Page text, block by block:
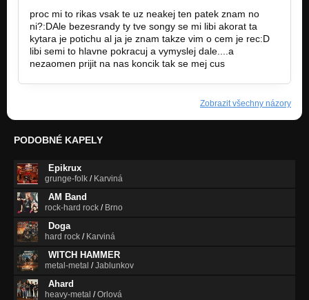
proc mi to rikas vsak te uz neakej ten patek znam no
ni?:DAle bezesrandy ty tve songy se mi libi akorat ta
kytara je potichu al ja je znam takze vim o cem je rec:D
libi semi to hlavne pokracuj a vymyslej dale....a
nezaomen prijit na nas koncik tak se mej cus
Zobrazit všechny názory
PODOBNÉ KAPELY
Epikrux
grunge-folk / Karviná
AM Band
rock-hard rock / Brno
Doga
hard rock / Karviná
WITCH HAMMER
metal-metal /Jablunkov
Ahard
heavy-metal /Orlová